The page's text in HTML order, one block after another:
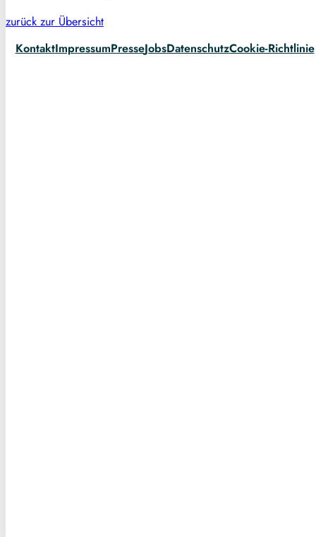
zurück zur Übersicht
KontaktImpressumPresseJobsDatenschutzCookie-Richtlinie